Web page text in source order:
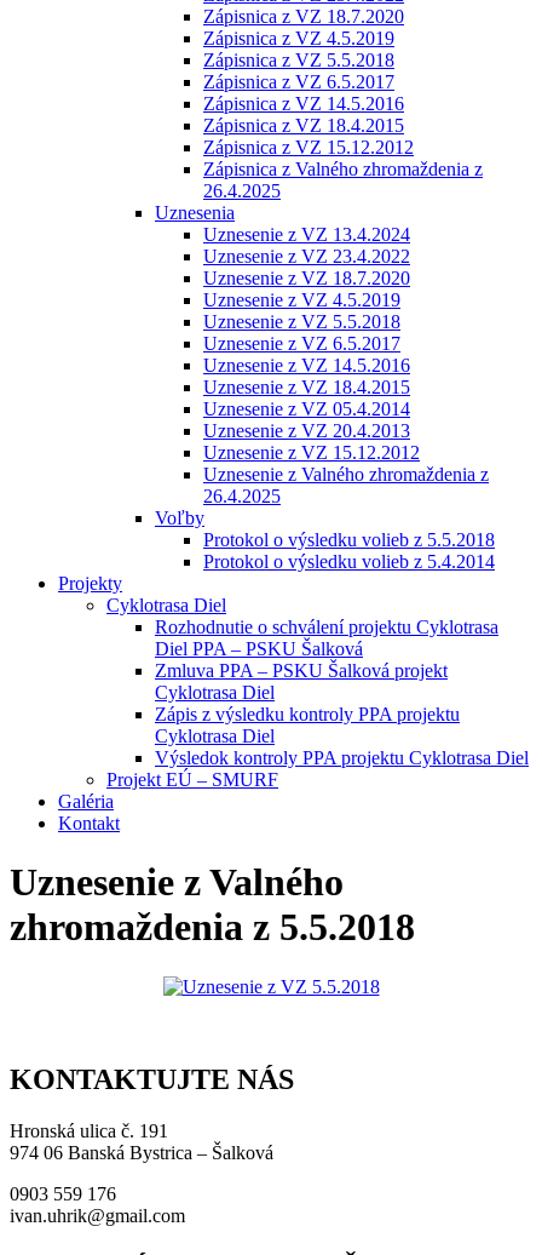
Zápisnica z VZ 18.7.2020
Zápisnica z VZ 4.5.2019
Zápisnica z VZ 5.5.2018
Zápisnica z VZ 6.5.2017
Zápisnica z VZ 14.5.2016
Zápisnica z VZ 18.4.2015
Zápisnica z VZ 15.12.2012
Zápisnica z Valného zhromaždenia z
26.4.2025
Uznesenia
Uznesenie z VZ 13.4.2024
Uznesenie z VZ 23.4.2022
Uznesenie z VZ 18.7.2020
Uznesenie z VZ 4.5.2019
Uznesenie z VZ 5.5.2018
Uznesenie z VZ 6.5.2017
Uznesenie z VZ 14.5.2016
Uznesenie z VZ 18.4.2015
Uznesenie z VZ 05.4.2014
Uznesenie z VZ 20.4.2013
Uznesenie z VZ 15.12.2012
Uznesenie z Valného zhromaždenia z
26.4.2025
Voľby
Protokol o výsledku volieb z 5.5.2018
Protokol o výsledku volieb z 5.4.2014
Projekty
Cyklotrasa Diel
Rozhodnutie o schválení projektu Cyklotrasa
Diel PPA – PSKU Šalková
Zmluva PPA – PSKU Šalková projekt
Cyklotrasa Diel
Zápis z výsledku kontroly PPA projektu
Cyklotrasa Diel
Výsledok kontroly PPA projektu Cyklotrasa Diel
Projekt EÚ – SMURF
Galéria
Kontakt
Uznesenie z Valného
zhromaždenia z 5.5.2018
KONTAKTUJTE NÁS
Hronská ulica č. 191
974 06 Banská Bystrica – Šalková
0903 559 176
ivan.uhrik@gmail.com